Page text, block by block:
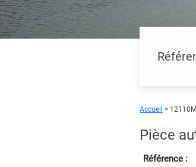
Accueil >
Pièce
Référence :